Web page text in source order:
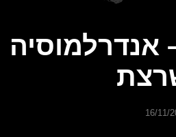
258 – אנדרלמוסיה
16/11/